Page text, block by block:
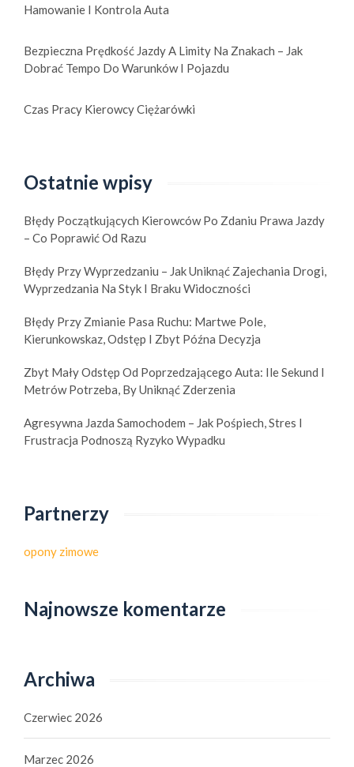
Hamowanie I Kontrola Auta
Bezpieczna Prędkość Jazdy A Limity Na Znakach – Jak
Dobrać Tempo Do Warunków I Pojazdu
Czas Pracy Kierowcy Ciężarówki
Ostatnie wpisy
Błędy Początkujących Kierowców Po Zdaniu Prawa Jazdy
– Co Poprawić Od Razu
Błędy Przy Wyprzedzaniu – Jak Uniknąć Zajechania Drogi,
Wyprzedzania Na Styk I Braku Widoczności
Błędy Przy Zmianie Pasa Ruchu: Martwe Pole,
Kierunkowskaz, Odstęp I Zbyt Późna Decyzja
Zbyt Mały Odstęp Od Poprzedzającego Auta: Ile Sekund I
Metrów Potrzeba, By Uniknąć Zderzenia
Agresywna Jazda Samochodem – Jak Pośpiech, Stres I
Frustracja Podnoszą Ryzyko Wypadku
Partnerzy
opony zimowe
Najnowsze komentarze
Archiwa
Czerwiec 2026
Marzec 2026